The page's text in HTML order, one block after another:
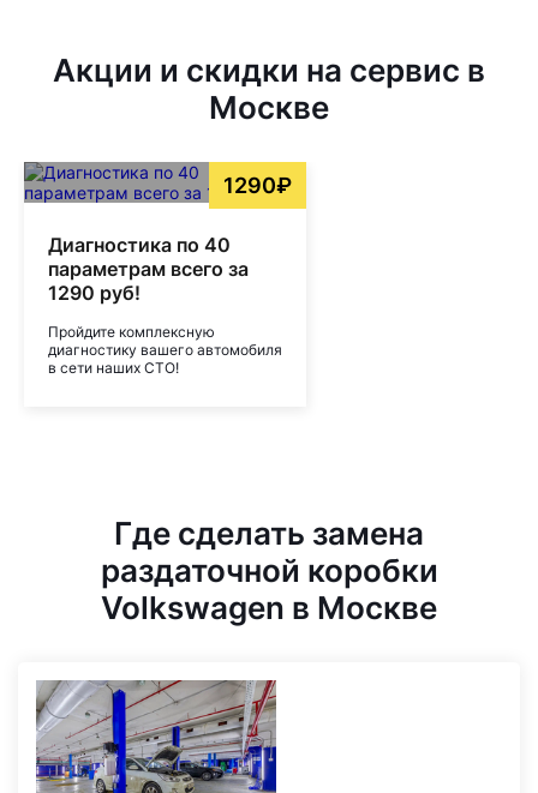
Акции и скидки на сервис в
Москве
1290₽
Диагностика по 40
параметрам всего за
1290 руб!
Пройдите комплексную
диагностику вашего автомобиля
в сети наших СТО!
Где сделать замена
раздаточной коробки
Volkswagen в Москве